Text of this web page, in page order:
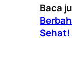
Baca
Sehat!